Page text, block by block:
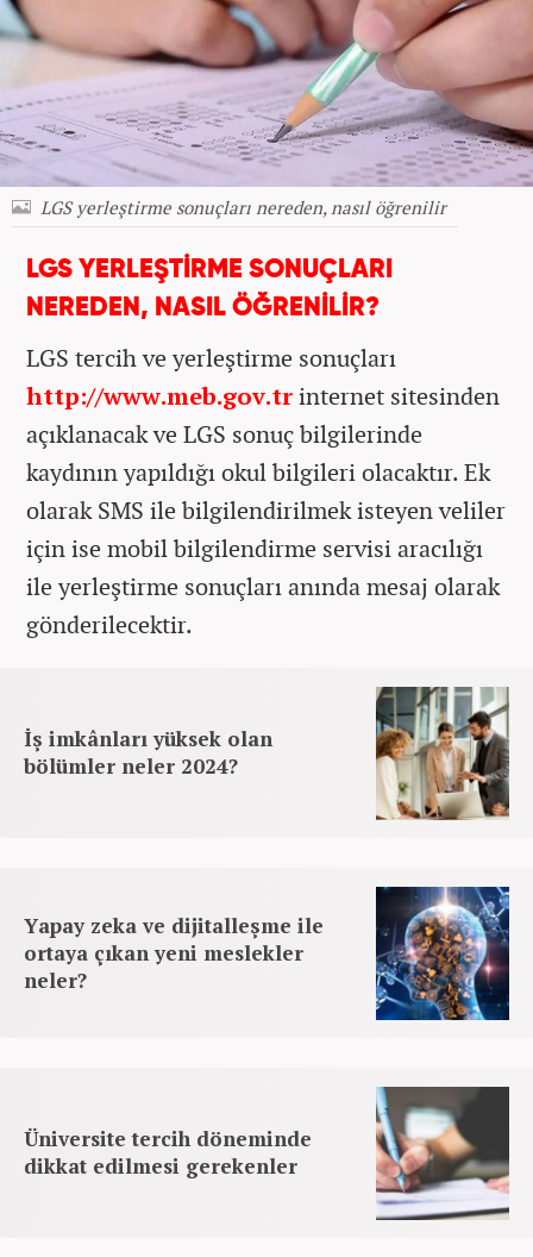
LGS yerleştirme sonuçları nereden, nasıl öğrenilir
LGS YERLEŞTİRME SONUÇLARI
NEREDEN, NASIL ÖĞRENİLİR?
LGS tercih ve yerleştirme sonuçları
http://www.meb.gov.trinternet sitesinden
açıklanacak ve LGS sonuç bilgilerinde
kaydının yapıldığı okul bilgileri olacaktır. Ek
olarak SMS ile bilgilendirilmek isteyen veliler
için ise mobil bilgilendirme servisi aracılığı
ile yerleştirme sonuçları anında mesaj olarak
gönderilecektir.
İş imkânları yüksek olan
bölümler neler 2024?
Yapay zeka ve dijitalleşme ile
ortaya çıkan yeni meslekler
neler?
Üniversite tercih döneminde
dikkat edilmesi gerekenler